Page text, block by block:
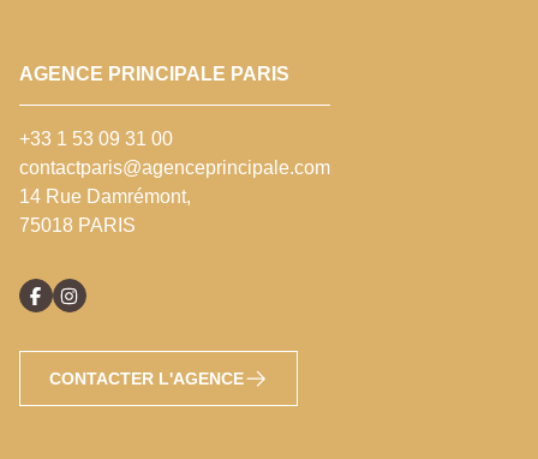
AGENCE PRINCIPALE PARIS
+33 1 53 09 31 00
contactparis@agenceprincipale.com
14 Rue Damrémont,
75018 PARIS
CONTACTER L'AGENCE